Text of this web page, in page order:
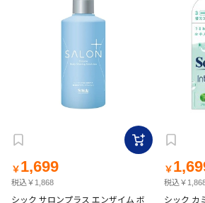
￥ 1,699
税込￥1,868
シック サロンプラス エンザイム ボ
￥
税込￥
シック カ